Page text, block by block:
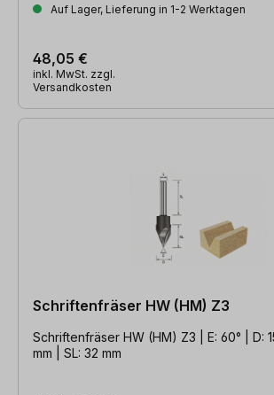
Auf Lager, Lieferung in 1-2 Werktagen
48,05 €
inkl. MwSt. zzgl.
Versandkosten
Schriftenfräser HW (HM) Z3
Schriftenfräser HW (HM) Z3 | E: 60° | D:
mm | SL: 32 mm